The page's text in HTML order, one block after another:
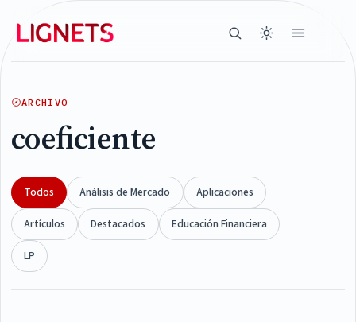
ARCHIVO
coeficiente
Todos Análisis de Mercado
Aplicaciones
Artículos
Destacados
Educación Financiera
LP